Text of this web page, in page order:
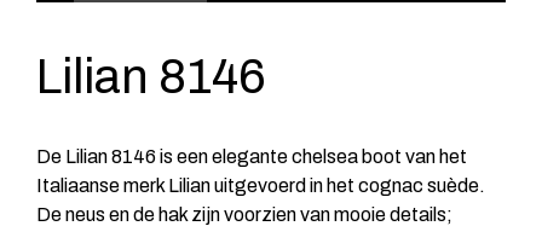
Lilian 8146
De Lilian 8146 is een elegante chelsea boot van het
Italiaanse merk Lilian uitgevoerd in het cognac suède.
De neus en de hak zijn voorzien van mooie details;